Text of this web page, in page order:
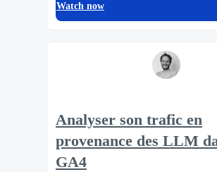
Watch now
Analyser son trafic en
provenance des LLM
GA4